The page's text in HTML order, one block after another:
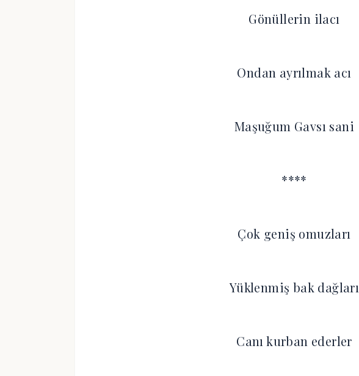
Gönüllerin ilacı
Ondan ayrılmak acı
Maşuğum Gavsı sani
****
Çok geniş omuzları
Yüklenmiş bak dağları
Canı kurban ederler